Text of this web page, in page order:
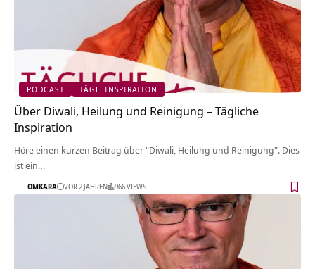
PODCAST TÄGL. INSPIRATION
Über Diwali, Heilung und Reinigung – Tägliche
Inspiration
Höre einen kurzen Beitrag über "Diwali, Heilung und Reinigung". Dies
ist ein…
OMKARA VOR 2 JAHREN 966 VIEWS